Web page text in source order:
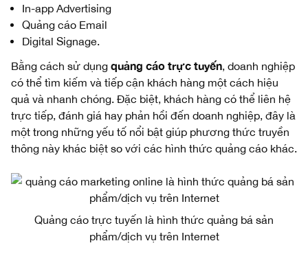
In-app Advertising
Quảng cáo Email
Digital Signage.
Bằng cách sử dụng quảng cáo trực tuyến, doanh nghiệp
có thể tìm kiếm và tiếp cận khách hàng một cách hiệu
quả và nhanh chóng. Đặc biệt, khách hàng có thể liên hệ
trực tiếp, đánh giá hay phản hồi đến doanh nghiệp, đây là
một trong những yếu tố nổi bật giúp phương thức truyền
thông này khác biệt so với các hình thức quảng cáo khác.
Quảng cáo trực tuyến là hình thức quảng bá sản
phẩm/dịch vụ trên Internet